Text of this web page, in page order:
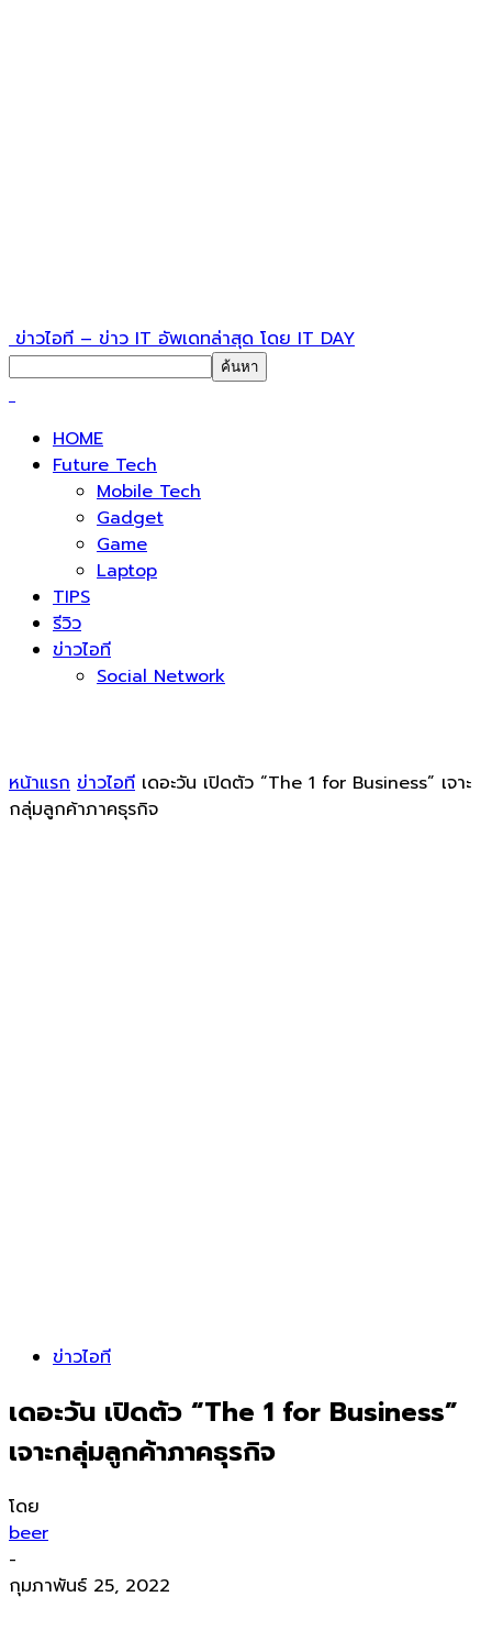
ข่าวไอที – ข่าว IT อัพเดทล่าสุด โดย IT DAY
HOME
Future Tech
Mobile Tech
Gadget
Game
Laptop
TIPS
รีวิว
ข่าวไอที
Social Network
หน้าแรก ข่าวไอที เดอะวัน เปิดตัว “The 1 for Business” เจาะ
กลุ่มลูกค้าภาคธุรกิจ
ข่าวไอที
เดอะวัน เปิดตัว “The 1 for Business”
เจาะกลุ่มลูกค้าภาคธุรกิจ
โดย
beer
-
กุมภาพันธ์ 25, 2022